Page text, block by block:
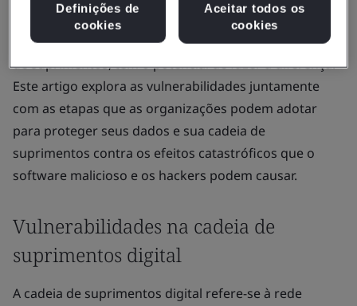
Mas adotar uma abordagem de digital trust,
abordando proativamente esses riscos para a cadeia
de suprimentos, tem o potencial de fazer a diferença.
Este artigo explora as vulnerabilidades juntamente
com as etapas que as organizações podem adotar
para proteger seus dados e sua cadeia de
suprimentos contra os efeitos catastróficos que o
software malicioso e os hackers podem causar.
Vulnerabilidades na cadeia de
suprimentos digital
A cadeia de suprimentos digital refere-se à rede
Definições de
cookies
Aceitar todos os
cookies